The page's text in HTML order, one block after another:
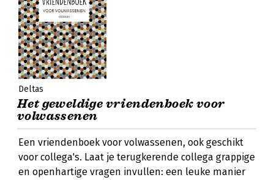
Deltas
Het geweldige vriendenboek voor
volwassenen
Een vriendenboek voor volwassenen, ook geschikt
voor collega's. Laat je terugkerende collega grappige
en openhartige vragen invullen: een leuke manier